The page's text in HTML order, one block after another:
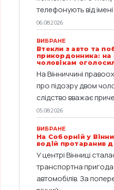
телефонують від
06.08.2026
ВИБРАНЕ
Втекли з авто та
прикордонника: на
чоловікам
На Вінниччині
про підозру двом
слідство вважає
05.08.2026
ВИБРАНЕ
На Соборній у
водій протаранив
У центрі Вінниці
транспортна
автомобілів. За